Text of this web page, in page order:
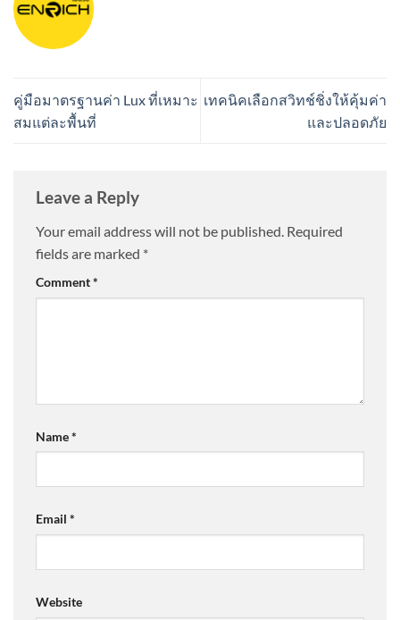
คู่มือมาตรฐานค่า Lux ที่เหมาะ
สมแต่ละพื้นที่
เทคนิคเลือกสวิทช์ชิ่งให้คุ้มค่า
และปลอดภัย
Leave a Reply
Your email address will not be published. Required
fields are marked *
Comment*
Name*
Email *
Website